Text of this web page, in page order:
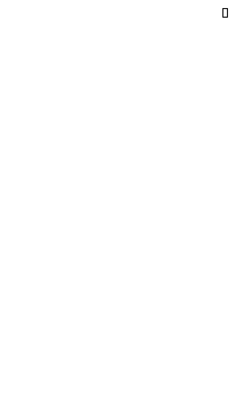







































